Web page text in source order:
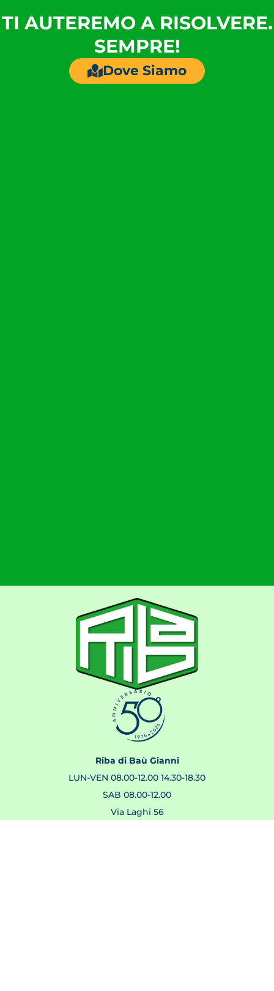
TI AUTEREMO A RISOLVERE.
SEMPRE!
Dove Siamo
Riba di Baù Gianni
LUN-VEN 08.00-12.00 14.30-18.30
SAB 08.00-12.00
Via Laghi 56